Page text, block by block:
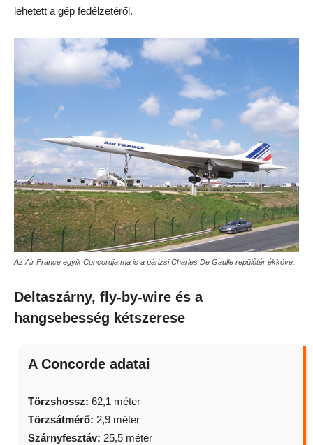
lehetett a gép fedélzetéről.
Az Air France egyik Concordja ma is a párizsi Charles De Gaulle repülőtér ékköve.
Deltaszárny, fly-by-wire és a
hangsebesség kétszerese
A Concorde adatai
Törzshossz: 62,1 méter
Törzsátmérő: 2,9 méter
Szárnyfesztáv: 25,5 méter